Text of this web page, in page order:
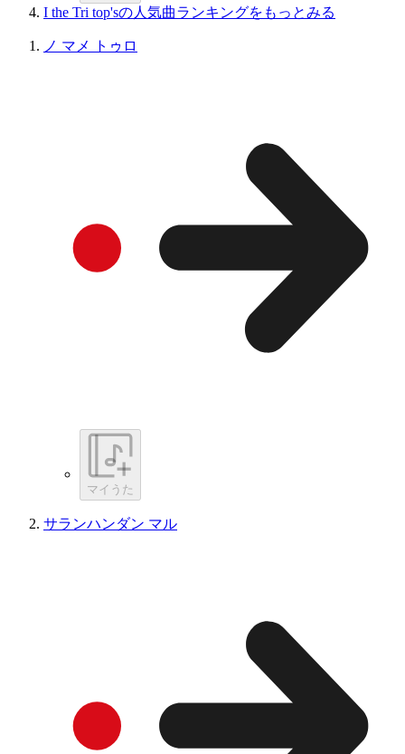
I the Tri top'sの人気曲ランキングをもっとみる
ノ マメ トゥロ
マイうた
サランハンダン マル